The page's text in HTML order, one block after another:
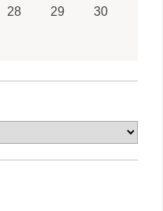
28 29
30